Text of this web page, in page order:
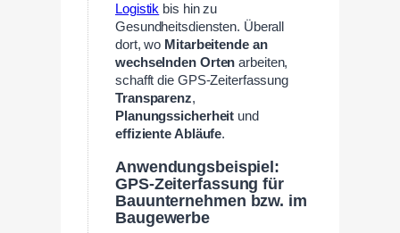
Logistik bis hin zu
Gesundheitsdiensten. Überall
dort, wo Mitarbeitende an
wechselnden Orten arbeiten,
schafft die GPS-Zeiterfassung
Transparenz,
Planungssicherheit und
effiziente Abläufe.
Anwendungsbeispiel:
GPS-Zeiterfassung für
Bauunternehmen bzw. im
Baugewerbe